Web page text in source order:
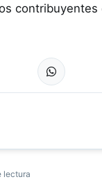
lectura